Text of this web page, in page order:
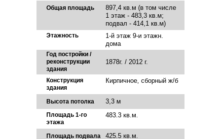
Общая площадь
897,4 кв.м (в том числе
1 этаж - 483,3 кв.м;
подвал - 414,1 кв.м)
Год постройки /
реконструкции
здания
1878г. / 2012 г.
Этажность
1-й этаж 9-и этажн.
дома
Конструкция
здания
Кирпичное, сборный ж/б
Высота потолка 3,3 м
Площадь 1-го
этажа
483.3 кв.м.
Площадь подвала 425.5 кв.м.